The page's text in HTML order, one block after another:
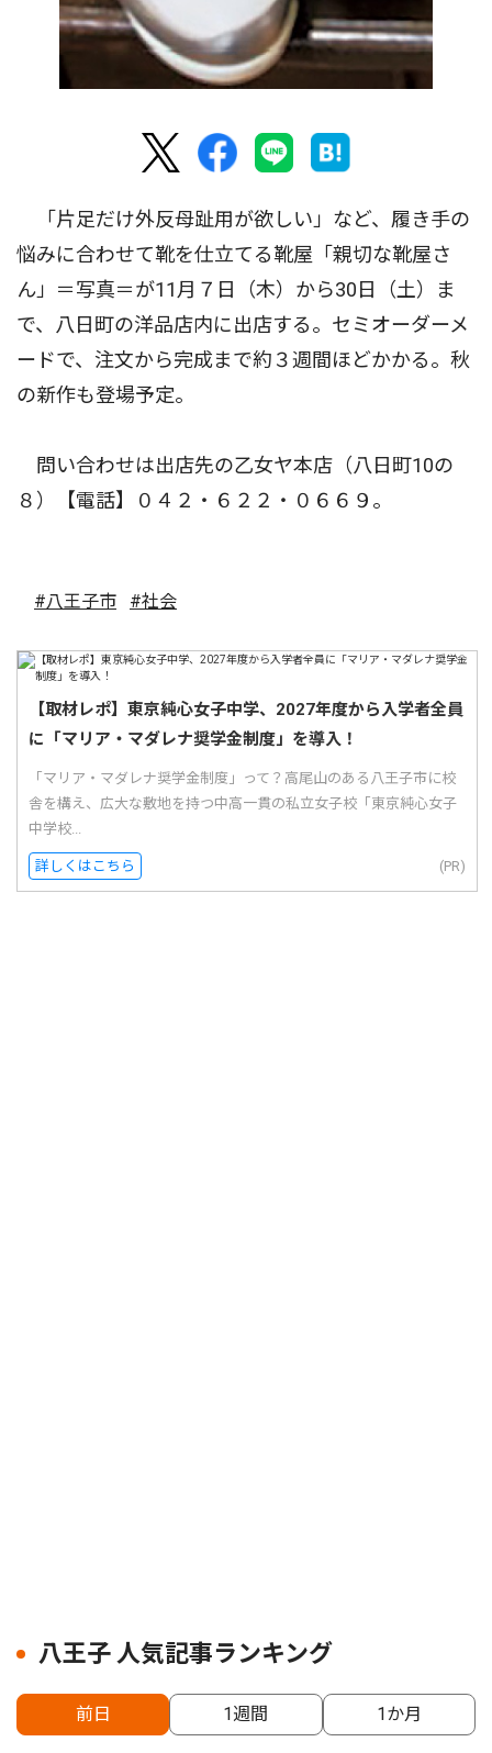
「片足だけ外反母趾用が欲しい」など、履き手の
悩みに合わせて靴を仕立てる靴屋「親切な靴屋さ
ん」＝写真＝が11月７日（木）から30日（土）ま
で、八日町の洋品店内に出店する。セミオーダーメ
ードで、注文から完成まで約３週間ほどかかる。秋
の新作も登場予定。
問い合わせは出店先の乙女ヤ本店（八日町10の
８）【電話】０４２・６２２・０６６９。
#八王子市 #社会
【取材レポ】東京純心女子中学、2027年度から入学者全員
に「マリア・マダレナ奨学金制度」を導入！
「マリア・マダレナ奨学金制度」って？高尾山のある八王子市に校
舎を構え、広大な敷地を持つ中高一貫の私立女子校「東京純心女子
中学校...
詳しくはこちら (PR)
八王子 人気記事ランキング
前日 1週間 1か月